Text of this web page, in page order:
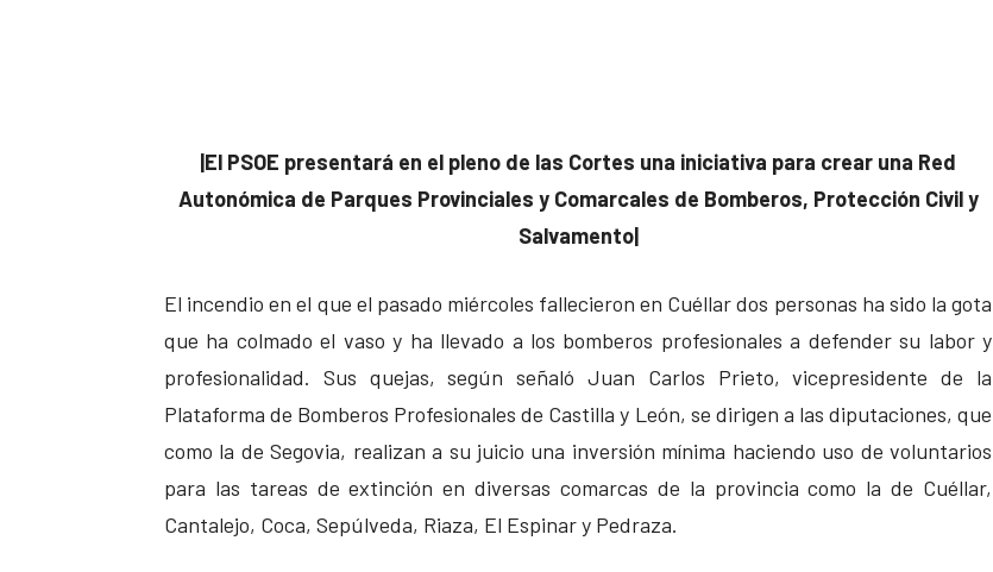
|El PSOE presentará en el pleno de las Cortes una iniciativa para crear una Red
Autonómica de Parques Provinciales y Comarcales de Bomberos, Protección Civil y
Salvamento|
El incendio en el que el pasado miércoles fallecieron en Cuéllar dos personas ha sido la gota
que ha colmado el vaso y ha llevado a los bomberos profesionales a defender su labor y
profesionalidad. Sus quejas, según señaló Juan Carlos Prieto, vicepresidente de la
Plataforma de Bomberos Profesionales de Castilla y León, se dirigen a las diputaciones, que
como la de Segovia, realizan a su juicio una inversión mínima haciendo uso de voluntarios
para las tareas de extinción en diversas comarcas de la provincia como la de Cuéllar,
Cantalejo, Coca, Sepúlveda, Riaza, El Espinar y Pedraza.